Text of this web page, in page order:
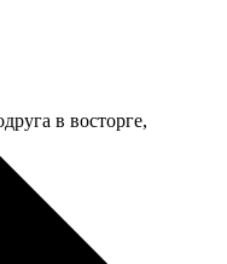
в восторге,